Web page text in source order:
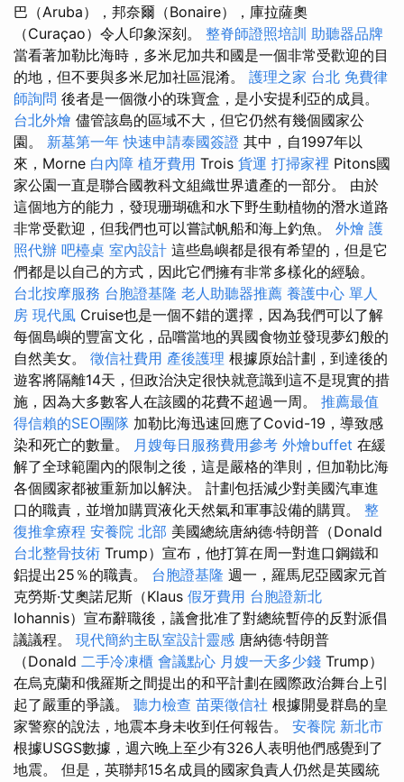
巴（Aruba），邦奈爾（Bonaire），庫拉薩奧
（Curaçao）令人印象深刻。 整脊師證照培訓 助聽器品牌
當看著加勒比海時，多米尼加共和國是一個非常受歡迎的目
的地，但不要與多米尼加社區混淆。 護理之家 台北 免費律
師詢問 後者是一個微小的珠寶盒，是小安提利亞的成員。
台北外燴 儘管該島的區域不大，但它仍然有幾個國家公
園。 新墓第一年 快速申請泰國簽證 其中，自1997年以
來，Morne 白內障 植牙費用 Trois 貨運 打掃家裡 Pitons國
家公園一直是聯合國教科文組織世界遺產的一部分。 由於
這個地方的能力，發現珊瑚礁和水下野生動植物的潛水道路
非常受歡迎，但我們也可以嘗試帆船和海上釣魚。 外燴 護
照代辦 吧檯桌 室內設計 這些島嶼都是很有希望的，但是它
們都是以自己的方式，因此它們擁有非常多樣化的經驗。
台北按摩服務 台胞證基隆 老人助聽器推薦 養護中心 單人
房 現代風 Cruise也是一個不錯的選擇，因為我們可以了解
每個島嶼的豐富文化，品嚐當地的異國食物並發現夢幻般的
自然美女。 徵信社費用 產後護理 根據原始計劃，到達後的
遊客將隔離14天，但政治決定很快就意識到這不是現實的措
施，因為大多數客人在該國的花費不超過一周。 推薦最值
得信賴的SEO團隊 加勒比海迅速回應了Covid-19，導致感
染和死亡的數量。 月嫂每日服務費用參考 外燴buffet 在緩
解了全球範圍內的限制之後，這是嚴格的準則，但加勒比海
各個國家都被重新加以解決。 計劃包括減少對美國汽車進
口的職責，並增加購買液化天然氣和軍事設備的購買。 整
復推拿療程 安養院 北部 美國總統唐納德·特朗普（Donald
台北整骨技術 Trump）宣布，他打算在周一對進口鋼鐵和
鋁提出25％的職責。 台胞證基隆 週一，羅馬尼亞國家元首
克勞斯·艾奧諾尼斯（Klaus 假牙費用 台胞證新北
Iohannis）宣布辭職後，議會批准了對總統暫停的反對派倡
議議程。 現代簡約主臥室設計靈感 唐納德·特朗普
（Donald 二手冷凍櫃 會議點心 月嫂一天多少錢 Trump）
在烏克蘭和俄羅斯之間提出的和平計劃在國際政治舞台上引
起了嚴重的爭議。 聽力檢查 苗栗徵信社 根據開曼群島的皇
家警察的說法，地震本身未收到任何報告。 安養院 新北市
根據USGS數據，週六晚上至少有326人表明他們感覺到了
地震。 但是，英聯邦15名成員的國家負責人仍然是英國統